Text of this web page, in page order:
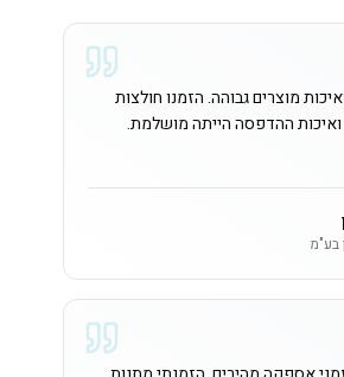
מוצרים גבוהה. הזמנו חולצות
ואיכות ההדפסה הייתה מושלמת.
בע"מ